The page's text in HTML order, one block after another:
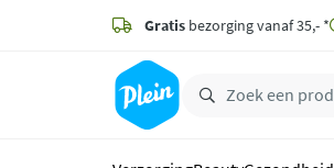
zoeken
hoofdinhoud
Gratis bezorging vanaf 35,- *